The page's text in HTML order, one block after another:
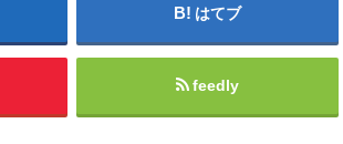
はてブ
feedly